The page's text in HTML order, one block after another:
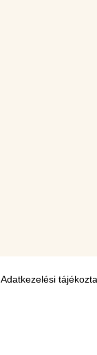
Adatkezelési